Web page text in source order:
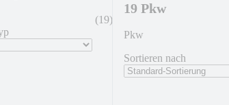
(19)
19 Pkw
Pkw
Sortieren nach